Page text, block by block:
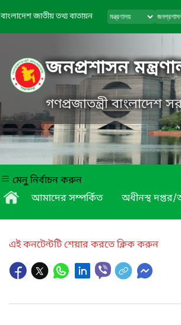
বাংলাদেশ জাতীয় তথ্য বাতায়ন
জনপ্রশাসন
গণপ্রজাতন্ত্রী বাংলাদেশ
মেনু নির্বাচন করুন
আমাদের সম্পর্কিত
অধীনস্থ দপ্তর/
এই কনটেন্টটি শেয়ার করতে ক্লিক করুন